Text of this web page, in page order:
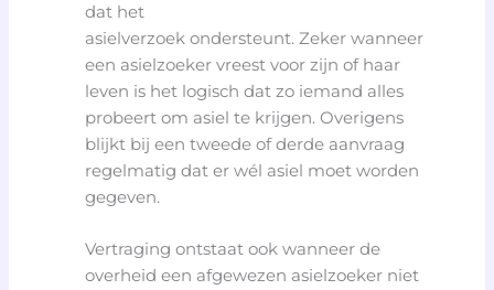
dat het
asielverzoek ondersteunt. Zeker wanneer
een asielzoeker vreest voor zijn of haar
leven is het logisch dat zo iemand alles
probeert om asiel te krijgen. Overigens
blijkt bij een tweede of derde aanvraag
regelmatig dat er wél asiel moet worden
gegeven.
Vertraging ontstaat ook wanneer de
overheid een afgewezen asielzoeker niet